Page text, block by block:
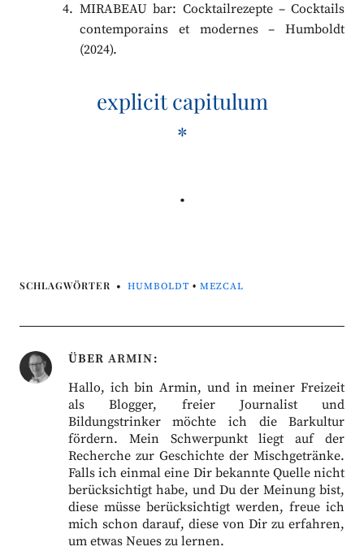
MIRABEAU bar: Cocktailrezepte – Cocktails
contemporains et modernes – Humboldt
(2024).
explicit capitulum
*
.
SCHLAGWÖRTER HUMBOLDT • MEZCAL
ÜBER ARMIN
Hallo, ich bin Armin, und in meiner Freizeit
als Blogger, freier Journalist und
Bildungstrinker möchte ich die Barkultur
fördern. Mein Schwerpunkt liegt auf der
Recherche zur Geschichte der Mischgetränke.
Falls ich einmal eine Dir bekannte Quelle nicht
berücksichtigt habe, und Du der Meinung bist,
diese müsse berücksichtigt werden, freue ich
mich schon darauf, diese von Dir zu erfahren,
um etwas Neues zu lernen.